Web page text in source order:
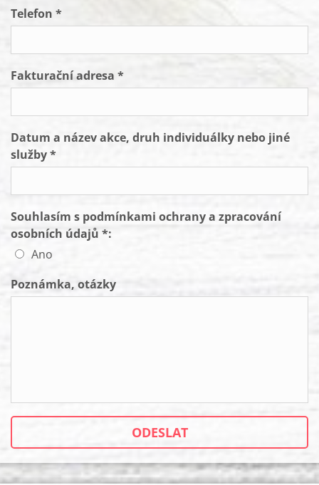
Telefon *
Fakturační adresa *
Datum a název akce, druh individuálky nebo jiné
služby *
Souhlasím s podmínkami ochrany a zpracování
osobních údajů *:
Ano
Poznámka, otázky